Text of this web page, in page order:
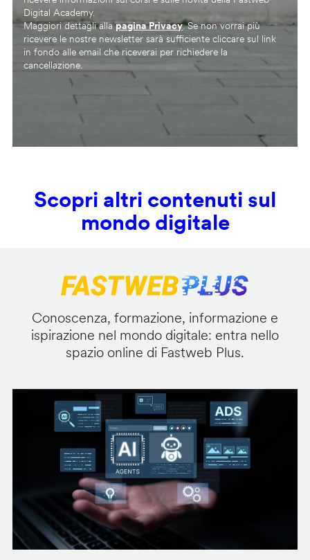
Digital Academy.
Maggiori dettagli allapagina Privacy. Se non vorrai più
ricevere le nostre newsletter sarà sufficiente cliccare sul link
in fondo alle email che riceverai per richiedere la
cancellazione.
Scopri altri contenuti sul
mondo digitale
Conoscenza, formazione, informazione e
ispirazione nel mondo digitale: entra nello
spazio online di Fastweb Plus.